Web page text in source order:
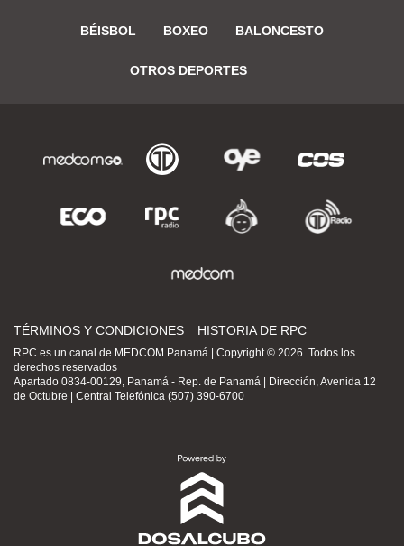
BÉISBOL BOXEO BALONCESTO
OTROS DEPORTES
TÉRMINOS Y CONDICIONES HISTORIA DE RPC
RPC es un canal de MEDCOM Panamá | Copyright © 2026. Todos los
derechos reservados
Apartado 0834-00129, Panamá - Rep. de Panamá | Dirección, Avenida 12
de Octubre | Central Telefónica (507) 390-6700